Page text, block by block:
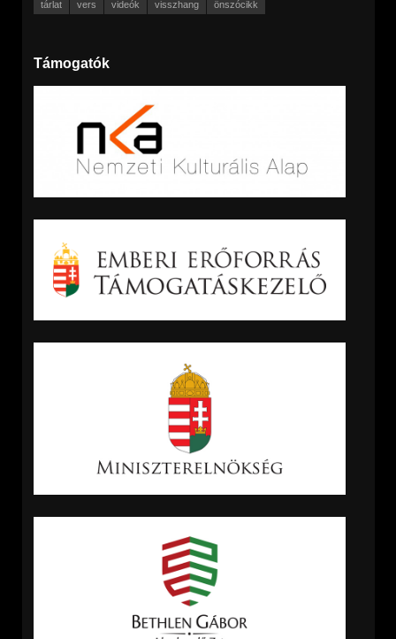
tárlat
vers videók visszhang önszócikk
Támogatók